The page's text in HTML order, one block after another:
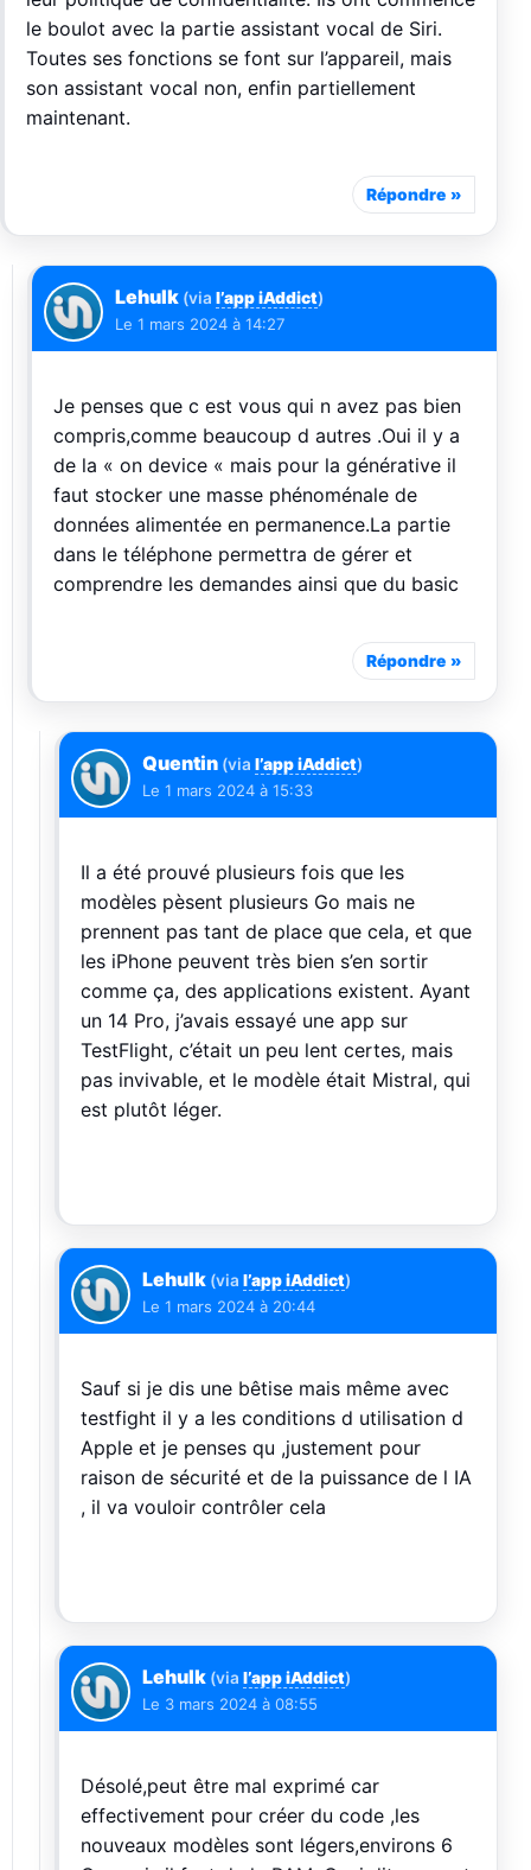
le boulot avec la partie assistant vocal de Siri.
Toutes ses fonctions se font sur l’appareil, mais
son assistant vocal non, enfin partiellement
maintenant.
Répondre
Lehulk (via l’app iAddict)
Le 1 mars 2024 à 14:27
Je penses que c est vous qui n avez pas bien
compris,comme beaucoup d autres .Oui il y a
de la « on device « mais pour la générative il
faut stocker une masse phénoménale de
données alimentée en permanence.La partie
dans le téléphone permettra de gérer et
comprendre les demandes ainsi que du basic
Répondre
Quentin (via l’app iAddict)
Le 1 mars 2024 à 15:33
Il a été prouvé plusieurs fois que les
modèles pèsent plusieurs Go mais ne
prennent pas tant de place que cela, et que
les iPhone peuvent très bien s’en sortir
comme ça, des applications existent. Ayant
un 14 Pro, j’avais essayé une app sur
TestFlight, c’était un peu lent certes, mais
pas invivable, et le modèle était Mistral, qui
est plutôt léger.
Lehulk (via l’app iAddict)
Le 1 mars 2024 à 20:44
Sauf si je dis une bêtise mais même avec
testfight il y a les conditions d utilisation d
Apple et je penses qu ,justement pour
raison de sécurité et de la puissance de l IA
, il va vouloir contrôler cela
Lehulk (via l’app iAddict)
Le 3 mars 2024 à 08:55
Désolé,peut être mal exprimé car
effectivement pour créer du code ,les
nouveaux modèles sont légers,environs 6